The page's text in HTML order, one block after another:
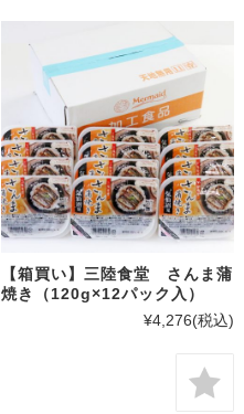
【箱買い】三陸食堂 さんま蒲
焼き（120g×12パック入）
¥4,276(税込)